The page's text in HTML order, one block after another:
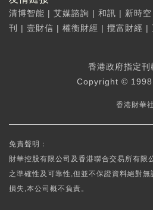
清博智能 | 艾媒諮詢 | 和訊 | 新時空
刊
| 壹財信 | 權衡財經 | 攬富財經 |
香港政府指定
Copyright © 1998
香港財華
免責聲明：
財華控股有限公司及香港聯合交易所有限
之準確性及可靠性,但並不保證資料絕對
損失,本公司概不負責。